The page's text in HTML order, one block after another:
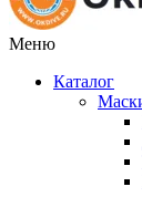
Меню
Каталог